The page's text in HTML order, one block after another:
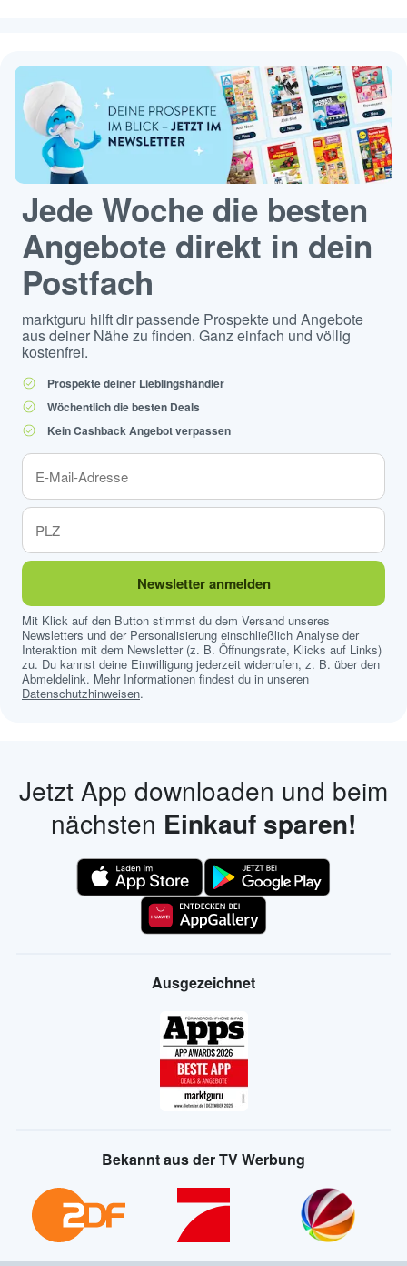
Jede Woche die besten
Angebote direkt in dein
Postfach
marktguru hilft dir passende Prospekte und Angebote
aus deiner Nähe zu finden. Ganz einfach und völlig
kostenfrei.
Prospekte deiner Lieblingshändler
Wöchentlich die besten Deals
Kein Cashback Angebot verpassen
Newsletter anmelden
Mit Klick auf den Button stimmst du dem Versand unseres
Newsletters und der Personalisierung einschließlich Analyse der
Interaktion mit dem Newsletter (z. B. Öffnungsrate, Klicks auf Links)
zu. Du kannst deine Einwilligung jederzeit widerrufen, z. B. über den
Abmeldelink. Mehr Informationen findest du in unseren
Datenschutzhinweisen.
Jetzt App downloaden und beim
nächsten Einkauf sparen!
Ausgezeichnet
Bekannt aus der TV Werbung